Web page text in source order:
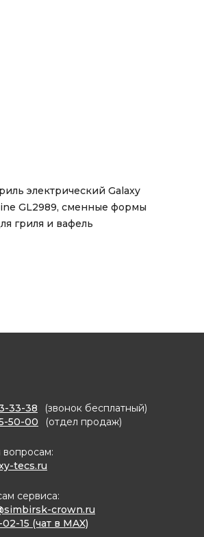
электрический Galaxy
GL2989, сменные формы
гриля и вафель
33-38
(звонок бесплатный)
50-00
(отдел продаж)
tecs.ru
сервиса:
crown.ru
15 (чат в MAX)